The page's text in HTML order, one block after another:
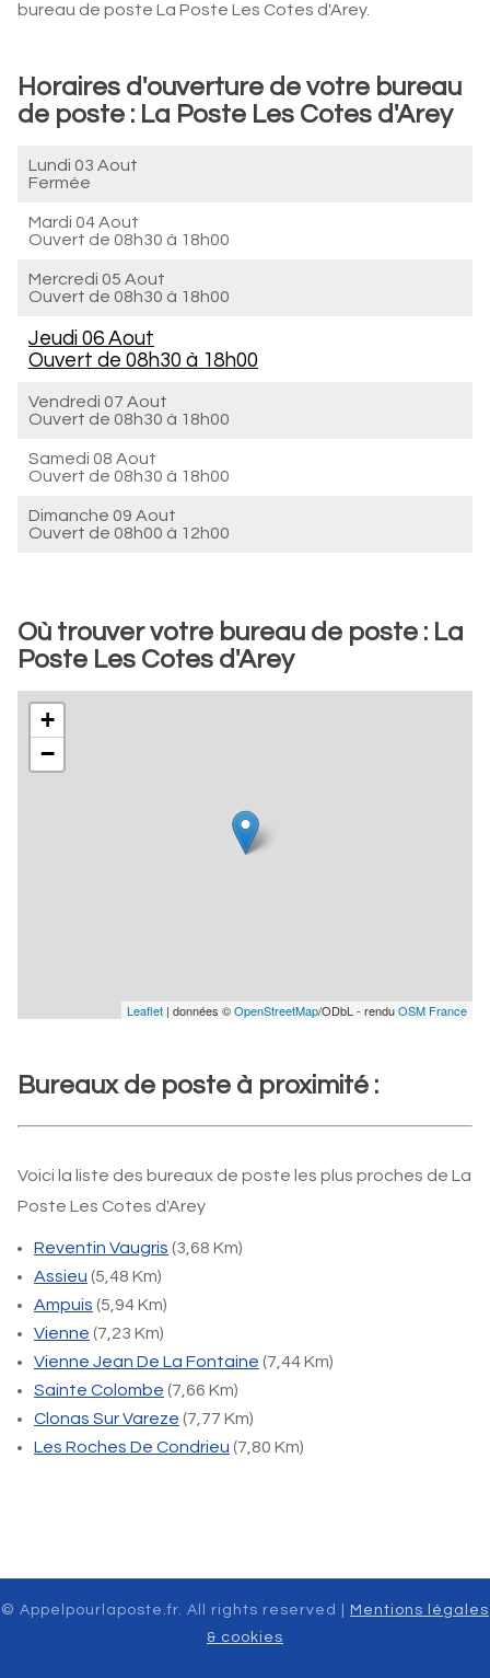
bureau de poste La Poste Les Cotes d'Arey.
Horaires d'ouverture de votre bureau
de poste : La Poste Les Cotes d'Arey
Lundi 03 Aout
Fermée
Mardi 04 Aout
Ouvert de 08h30 à 18h00
Mercredi 05 Aout
Ouvert de 08h30 à 18h00
Jeudi 06 Aout
Ouvert de 08h30 à 18h00
Vendredi 07 Aout
Ouvert de 08h30 à 18h00
Samedi 08 Aout
Ouvert de 08h30 à 18h00
Dimanche 09 Aout
Ouvert de 08h00 à 12h00
Où trouver votre bureau de poste : La
Poste Les Cotes d'Arey
+
−
Leaflet | données ©OpenStreetMap/ODbL - renduOSM France
Bureaux de poste à proximité :
Voici la liste des bureaux de poste les plus proches de La
Poste Les Cotes d'Arey
Reventin Vaugris (3,68 Km)
Assieu (5,48 Km)
Ampuis (5,94 Km)
Vienne (7,23 Km)
Vienne Jean De La Fontaine (7,44 Km)
Sainte Colombe (7,66 Km)
Clonas Sur Vareze (7,77 Km)
Les Roches De Condrieu (7,80 Km)
© Appelpourlaposte.fr. All rights reserved |
Mentions légales
& cookies